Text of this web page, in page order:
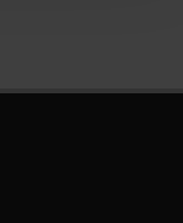
o che hanno